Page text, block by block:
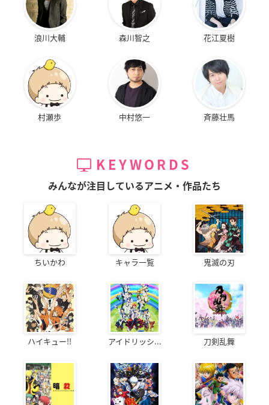
浪川大輔 森川智之 花江夏樹
村瀬歩 中村悠一 斉藤壮馬
KEYWORDS
みんなが注目しているアニメ・作品たち
ちいかわ キャラ一覧 鬼滅の刃
ハイキュー!! アイドリッシ... 刀剣乱舞